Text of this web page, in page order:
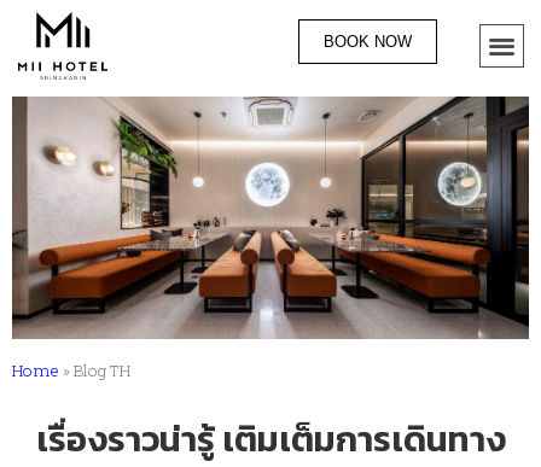
BOOK NOW
Home »Blog TH
เรื่องราวน่ารู้ เติมเต็มการเดินทาง